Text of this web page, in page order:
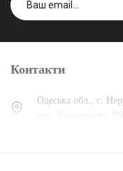
Контакти
Одеська обл., с.
вул. Виноградна, 29.